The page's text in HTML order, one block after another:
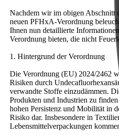
Nachdem wir im obigen Abschnitt
neuen PFHxA-Verordnung
Ihnen nun detaillierte
Verordnung bieten, die nicht
1. Hintergrund der Verordnung
Die Verordnung (EU) 2024/2462
Risiken durch
verwandte Stoffe einzudämmen.
Produkten und Industrien zu
hohen Persistenz und Mobilität in
Risiko dar. Insbesondere in
Lebensmittelverpackungen